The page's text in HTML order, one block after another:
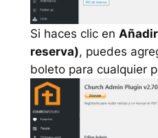
Si haces clic en
reserva), puedes
boleto para cualquier